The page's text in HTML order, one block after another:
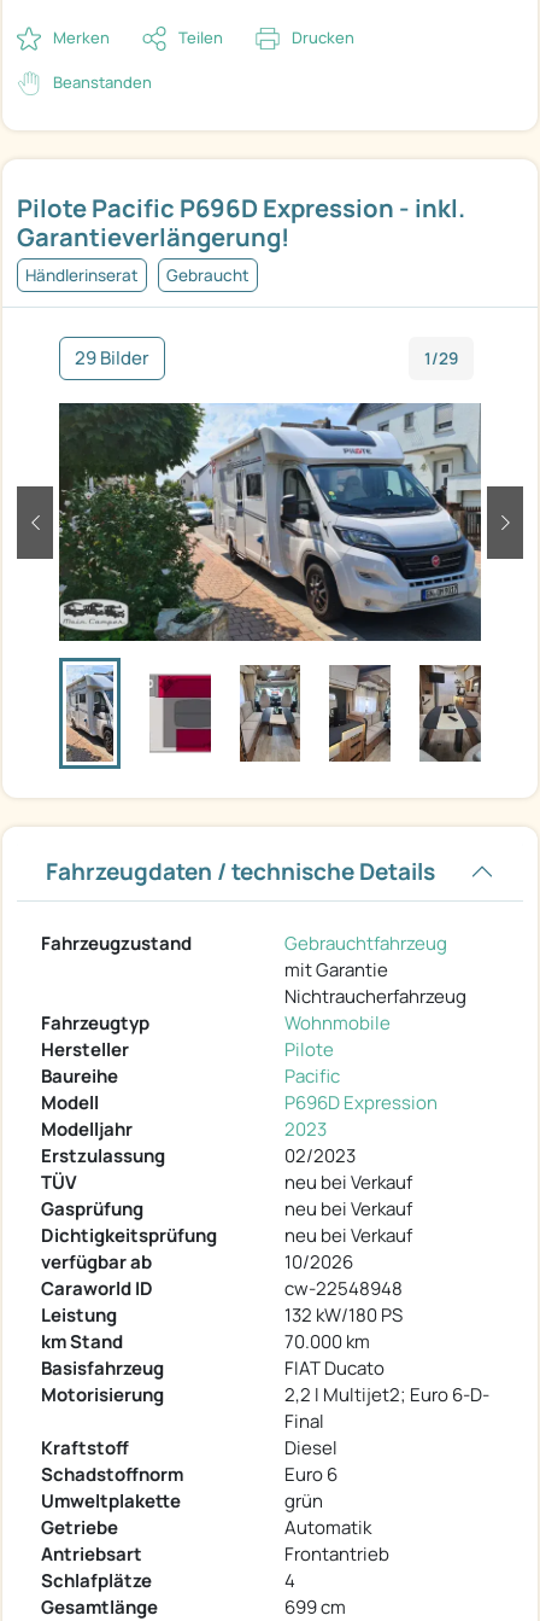
Pilote Pacific P696D Expression - inkl.
Garantieverlängerung!
Händlerinserat Gebraucht
29 Bilder 1/29
zurück
Fahrzeugdaten / technische Details
Fahrzeugzustand
Gebrauchtfahrzeug
mit Garantie
Nichtraucherfahrzeug
Fahrzeugtyp
Wohnmobile
Hersteller
Pilote
Baureihe
Pacific
Modell
P696D Expression
Modelljahr
2023
Erstzulassung
02/2023
TÜV
neu bei Verkauf
Gasprüfung
neu bei Verkauf
Dichtigkeitsprüfung
neu bei Verkauf
verfügbar ab
10/2026
Caraworld ID
cw-22548948
Leistung
132 kW/180 PS
km Stand
70.000 km
Basisfahrzeug
FIAT Ducato
Motorisierung
2,2 l Multijet2; Euro 6-D-
Final
Kraftstoff
Diesel
Schadstoffnorm
Euro 6
Umweltplakette
grün
Getriebe
Automatik
Antriebsart
Frontantrieb
Schlafplätze
4
Gesamtlänge
699 cm
Merken Teilen Drucken
Beanstanden